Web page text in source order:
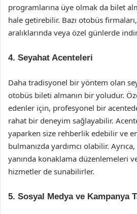
programlarına üye olmak da bilet
hale getirebilir. Bazı otobüs
aralıklarında veya özel günlerde
4. Seyahat Acenteleri
Daha tradisyonel bir yöntem olan
otobüs bileti almanın bir yoludur.
edenler için, profesyonel bir
rahat bir deneyim sağlayabilir.
yaparken size rehberlik edebilir ve
bulmanızda yardımcı olabilir.
yanında konaklama düzenlemeleri
hizmetler de sunabilirler.
5. Sosyal Medya ve Kampanya